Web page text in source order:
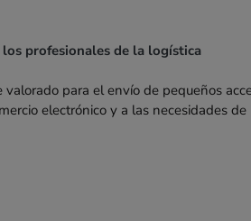
profesionales de la logística
para el envío de pequeños
electrónico y a las necesidades